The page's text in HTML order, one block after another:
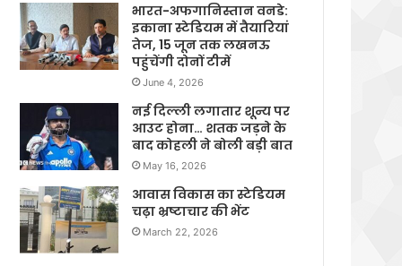
भारत-अफगानिस्तान वनडे:
इकाना स्टेडियम में तैयारियां
तेज, 15 जून तक लखनऊ
पहुंचेंगी दोनों टीमें
June 4, 2026
नई दिल्ली लगातार शून्य पर
आउट होना… शतक जड़ने के
बाद कोहली ने बोली बड़ी बात
May 16, 2026
आवास विकास का स्टेडियम
चढ़ा भ्रष्टाचार की भेंट
March 22, 2026